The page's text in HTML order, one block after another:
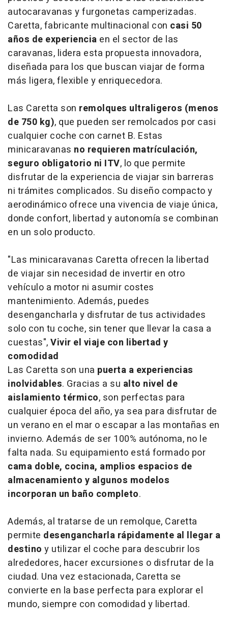
autocaravanas y furgonetas camperizadas.
Caretta, fabricante multinacional con casi 50
años de experiencia en el sector de las
caravanas, lidera esta propuesta innovadora,
diseñada para los que buscan viajar de forma
más ligera, flexible y enriquecedora.
Las Caretta son remolques ultraligeros (menos
de 750 kg), que pueden ser remolcados por casi
cualquier coche con carnet B. Estas
minicaravanas no requieren matrículación,
seguro obligatorio ni ITV, lo que permite
disfrutar de la experiencia de viajar sin barreras
ni trámites complicados. Su diseño compacto y
aerodinámico ofrece una vivencia de viaje única,
donde confort, libertad y autonomía se combinan
en un solo producto.
"Las minicaravanas Caretta ofrecen la libertad
de viajar sin necesidad de invertir en otro
vehículo a motor ni asumir costes
mantenimiento. Además, puedes
desengancharla y disfrutar de tus actividades
solo con tu coche, sin tener que llevar la casa a
cuestas",Vivir el viaje con libertad y
comodidad
Las Caretta son una puerta a experiencias
inolvidables. Gracias a su alto nivel de
aislamiento térmico, son perfectas para
cualquier época del año, ya sea para disfrutar de
un verano en el mar o escapar a las montañas en
invierno. Además de ser 100% autónoma, no le
falta nada. Su equipamiento está formado por
cama doble, cocina, amplios espacios de
almacenamiento y algunos modelos
incorporan un baño completo.
Además, al tratarse de un remolque, Caretta
permite desengancharla rápidamente al llegar a
destino y utilizar el coche para descubrir los
alrededores, hacer excursiones o disfrutar de la
ciudad. Una vez estacionada, Caretta se
convierte en la base perfecta para explorar el
mundo, siempre con comodidad y libertad.